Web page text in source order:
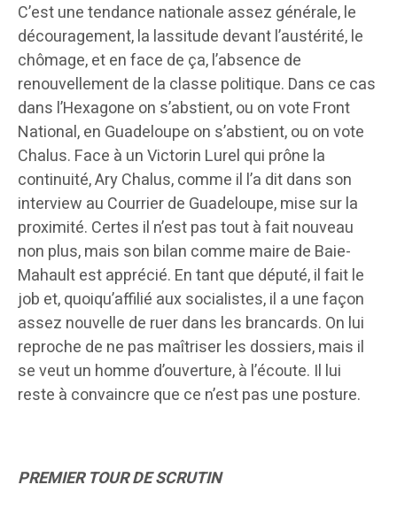
C’est une tendance nationale assez générale, le
découragement, la lassitude devant l’austérité, le
chômage, et en face de ça, l’absence de
renouvellement de la classe politique. Dans ce cas
dans l’Hexagone on s’abstient, ou on vote Front
National, en Guadeloupe on s’abstient, ou on vote
Chalus. Face à un Victorin Lurel qui prône la
continuité, Ary Chalus, comme il l’a dit dans son
interview au Courrier de Guadeloupe, mise sur la
proximité. Certes il n’est pas tout à fait nouveau
non plus, mais son bilan comme maire de Baie-
Mahault est apprécié. En tant que député, il fait le
job et, quoiqu’affilié aux socialistes, il a une façon
assez nouvelle de ruer dans les brancards. On lui
reproche de ne pas maîtriser les dossiers, mais il
se veut un homme d’ouverture, à l’écoute. Il lui
reste à convaincre que ce n’est pas une posture.
PREMIER TOUR DE SCRUTIN